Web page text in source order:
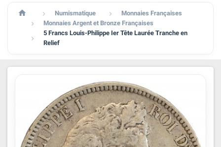
  Numismatique  Monnaies Françaises
 Monnaies Argent et Bronze Françaises

5 Francs Louis-Philippe Ier Tête Laurée Tranche en
Relief